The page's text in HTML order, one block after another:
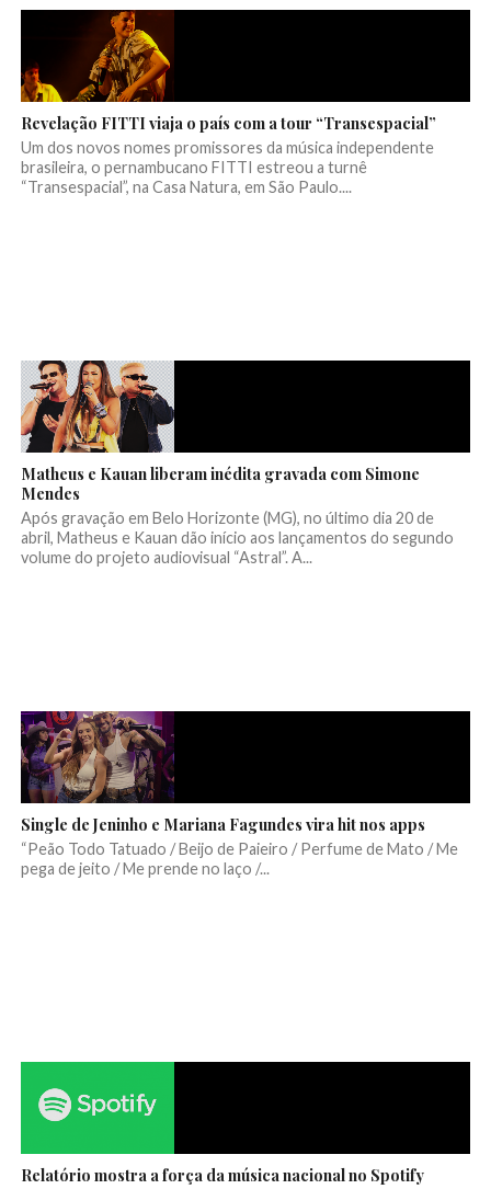
Revelação FITTI viaja o país com a tour “Transespacial”
Um dos novos nomes promissores da música independente
brasileira, o pernambucano FITTI estreou a turnê
“Transespacial”, na Casa Natura, em São Paulo....
Matheus e Kauan liberam inédita gravada com Simone
Mendes
Após gravação em Belo Horizonte (MG), no último dia 20 de
abril, Matheus e Kauan dão início aos lançamentos do segundo
volume do projeto audiovisual “Astral”. A...
Single de Jeninho e Mariana Fagundes vira hit nos apps
“Peão Todo Tatuado / Beijo de Paieiro / Perfume de Mato / Me
pega de jeito / Me prende no laço /...
Relatório mostra a força da música nacional no Spotify